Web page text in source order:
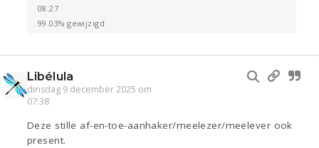
08:27
99.03% gewijzigd
Libélula
dinsdag 9 december 2025 om
07:38
Deze stille af-en-toe-aanhaker/meelezer/meelever ook
present.